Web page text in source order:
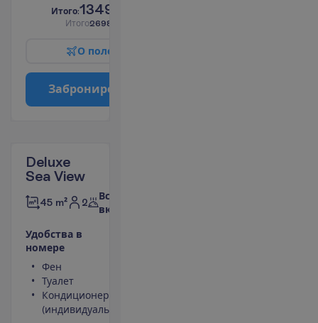
Итого:1349.00
Итого2698.00
О поле
Заброниро
Deluxe
Sea View
45 m² 2
Все
включено
Удобства в
номере
Фен
Туалет
Кондиционер
(индивидуальный)